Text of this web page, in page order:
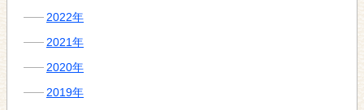
2022年
2021年
2020年
2019年